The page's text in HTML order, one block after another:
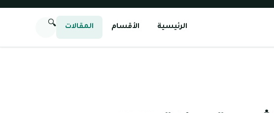
الرئيسية الأقسام المقالات 🔍